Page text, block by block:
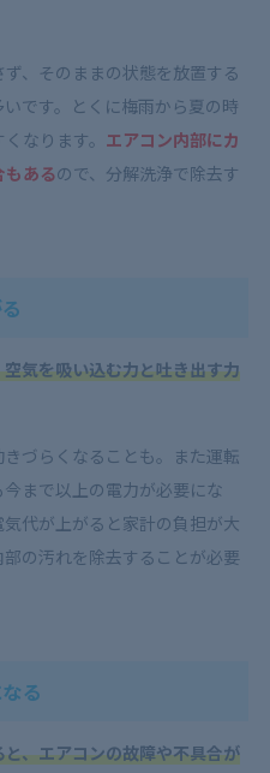
、そのままの状態を放置する
です。とくに梅雨から夏の時
なります。 エアコン内部にカ
もあるので、分解洗浄で除去す
気を吸い込む力と吐き出す力
づらくなることも。また運転
まで以上の電力が必要にな
気代が上がると家計の負担が大
の汚れを除去することが必要
る
、エアコンの故障や不具合が